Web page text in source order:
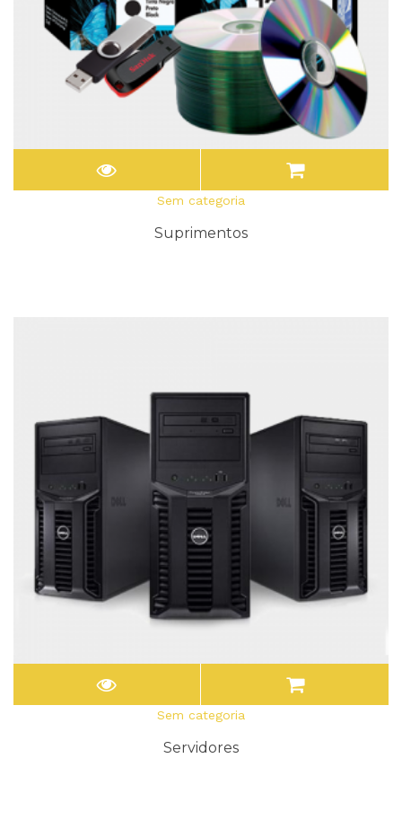
Sem categoria
Suprimentos
Sem categoria
Servidores